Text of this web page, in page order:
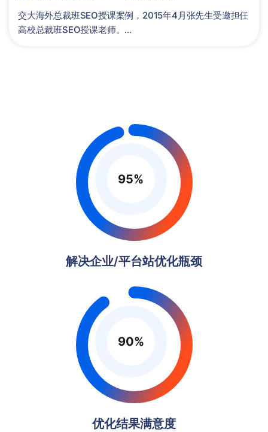
交大海外总裁班SEO授课案例，2015年4月张先生受邀担任
高校总裁班SEO授课老师。...
95%
解决企业/平台站优化瓶颈
90%
优化结果满意度